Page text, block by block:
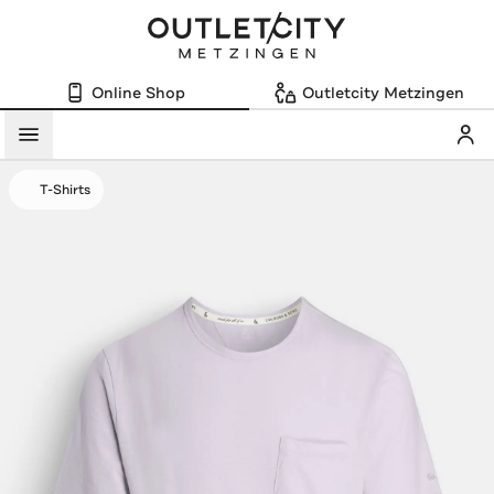
Online Shop Outletcity Metzingen
Menü
T-Shirts